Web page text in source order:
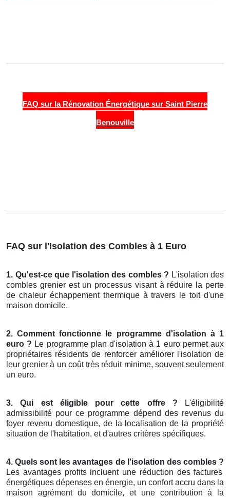
FAQ sur la Rénovation Énergétique sur Saint Pierre
Benouville
FAQ sur l'Isolation des Combles à 1 Euro
1. Qu'est-ce que l'isolation des combles ? L'isolation des
combles grenier est un processus visant à réduire la perte
de chaleur échappement thermique à travers le toit d'une
maison domicile.
2. Comment fonctionne le programme d'isolation à 1
euro ? Le programme plan d'isolation à 1 euro permet aux
propriétaires résidents de renforcer améliorer l'isolation de
leur grenier à un coût très réduit minime, souvent seulement
un euro.
3. Qui est éligible pour cette offre ? L'éligibilité
admissibilité pour ce programme dépend des revenus du
foyer revenu domestique, de la localisation de la propriété
situation de l'habitation, et d'autres critères spécifiques.
4. Quels sont les avantages de l'isolation des combles ?
Les avantages profits incluent une réduction des factures
énergétiques dépenses en énergie, un confort accru dans la
maison agrément du domicile, et une contribution à la